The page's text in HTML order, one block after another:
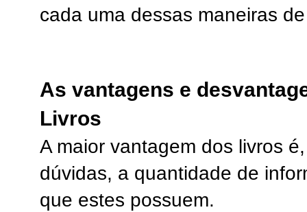
cada uma dessas maneiras
As vantagens e
Livros
A maior vantagem dos livros
dúvidas, a quantidade de
que estes possuem.